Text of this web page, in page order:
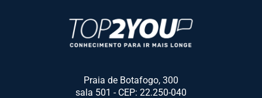
Praia de Botafogo, 300
sala 501 - CEP: 22.250-040